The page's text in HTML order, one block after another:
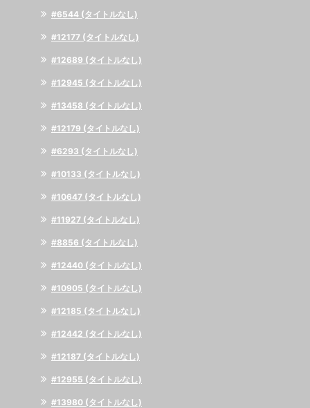
#6544 (タイトルなし)
#12177 (タイトルなし)
#12689 (タイトルなし)
#12945 (タイトルなし)
#13458 (タイトルなし)
#12179 (タイトルなし)
#6293 (タイトルなし)
#10133 (タイトルなし)
#10647 (タイトルなし)
#11927 (タイトルなし)
#8856 (タイトルなし)
#12440 (タイトルなし)
#10905 (タイトルなし)
#12185 (タイトルなし)
#12442 (タイトルなし)
#12187 (タイトルなし)
#12955 (タイトルなし)
#13980 (タイトルなし)